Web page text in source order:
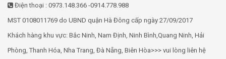
Điện thoại : 0973.148.366 -0914.778.988
MST 0108011769 do UBND quận Hà Đông cấp ngày 27/09/2017
Khách hàng khu vực: Bắc Ninh, Nam Định, Ninh Bình,Quang Ninh, Hải
Phòng, Thanh Hóa, Nha Trang, Đà Nẵng, Biên Hòa>>> vui lòng liên hệ